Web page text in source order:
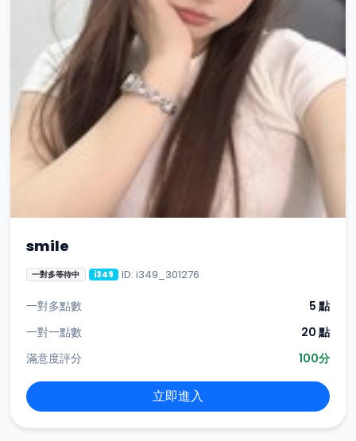
smile
一對多等待中 i349 ID: i349_301276
一對多點數
5 點
一對一點數
20 點
滿意度評分
100分
立即進入